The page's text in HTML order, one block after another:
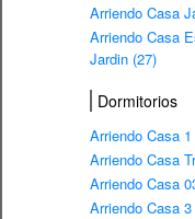
Arriendo Casa
Arriendo Casa
Jardin (27)
Dormitorios
Arriendo Casa
Arriendo Casa
Arriendo Casa
Arriendo Casa